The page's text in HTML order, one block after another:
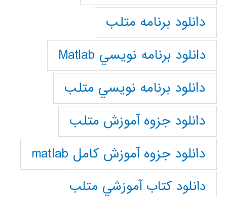
دانلود برنامه متلب
دانلود برنامه نويسي Matlab
دانلود برنامه نويسي متلب
دانلود جزوه آموزش متلب
دانلود جزوه آموزش کامل matlab
دانلود كتاب آموزشي متلب